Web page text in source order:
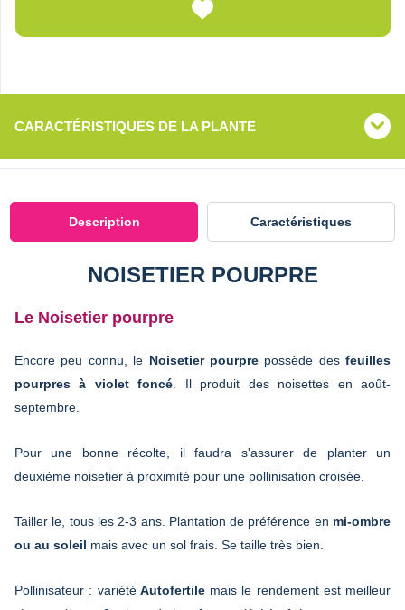
CARACTÉRISTIQUES DE LA PLANTE
Description Caractéristiques
NOISETIER POURPRE
Le Noisetier pourpre
Encore peu connu, le Noisetier pourprepossède des feuilles
pourpres à violet foncé . Il produit des noisettes en août-
septembre.
Pour une bonne récolte, il faudra s'assurer de planter un
deuxième noisetier à proximité pour une pollinisation croisée.
Tailler le, tous les 2-3 ans. Plantation de préférence en mi-ombre
ou au soleil mais avec un sol frais. Se taille très bien.
Pollinisateur : variétéAutofertilemais le rendement est meilleur